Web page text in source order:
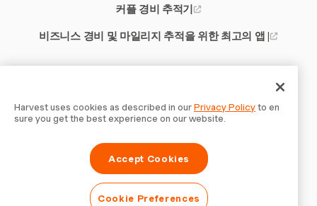
커플 경비 추적기
비즈니스 경비 및 마일리지 추적을 위한 최고의 앱 |
일일 초과 근무 계산하기
서비스 청구서 템플릿
프로젝트 관리 Google Workspace 통합
Harvest uses cookies as described in ourPrivacy Policyto en
sure you get the best experience on our website.
Accept Cookies
Cookie Preferences